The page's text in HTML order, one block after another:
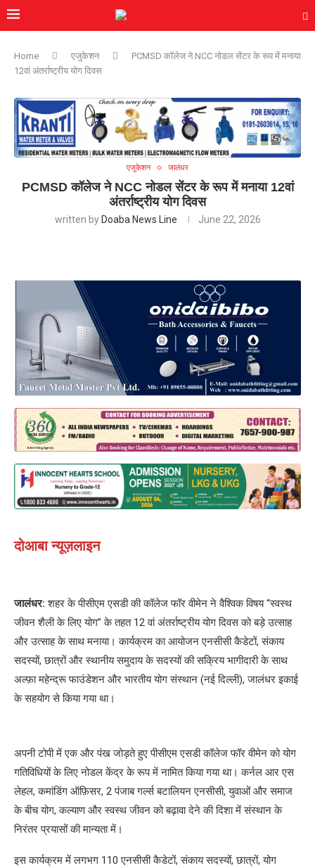
Home एजुकेशन
PCMSD कॉलेज ने NCC नोडल सेंटर के रूप में मनाया
12वां अंतर्राष्ट्रीय योग दिवस
एजुकेशन जालंधर
PCMSD कॉलेज ने NCC नोडल सेंटर के रूप में मनाया 12वां
अंतर्राष्ट्रीय योग दिवस
written by Doaba News Line June 22, 2026
दोआबा न्यूज़लाइन
जालंधर:शहर के पीसीएम एसडी की कॉलेज फॉर वीमेन ने वैश्विक विषय “स्वस्थ
जीवन शैली के लिए योग” के तहत 12 वां अंतर्राष्ट्रीय योग दिवस को बड़े उत्साह
और उत्साह के साथ मनाया। कार्यक्रम का आयोजन एनसीसी कैडेटों, संकाय
सदस्यों, छात्रों और स्थानीय समुदाय के सदस्यों की सक्रिय भागीदारी के साथ
अल्फ़ा महेन्द्रू फाउंडेशन और भारतीय योग संस्थान (नई दिल्ली), जालंधर इकाई
के सहयोग से किया गया था।
अपनी टोपी में एक और पंख जोड़ते हुए पीसीएम एसडी कॉलेज फॉर वीमेन को योग
गतिविधियों के लिए नोडल केंद्र के रूप में नामित किया गया था। कर्नल आर एस
लेहल, कमांडिंग ऑफ़िसर, 2 पंजाब गर्ल्स बटालियन एनसीसी, युवाओं और समाज
के बीच योग, कल्याण और स्वस्थ जीवन को बढ़ावा देने की दिशा में संस्थान के
निरंतर प्रयासों की मान्यता में।
इस कार्यक्रम में लगभग 110 एनसीसी कैडेटों, संकाय सदस्यों, छात्रों, योग